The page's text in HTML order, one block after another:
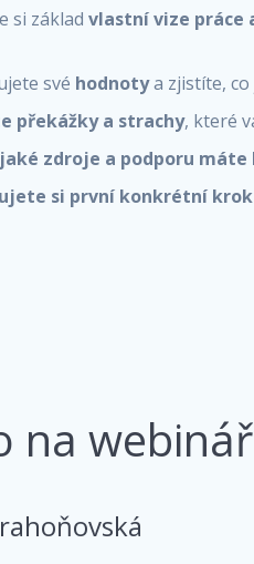
si základvlastní vize práce
své hodnotya zjistíte, co
překážky a strachy, které
jaké zdroje a podporu máte
si první konkrétní krok
na